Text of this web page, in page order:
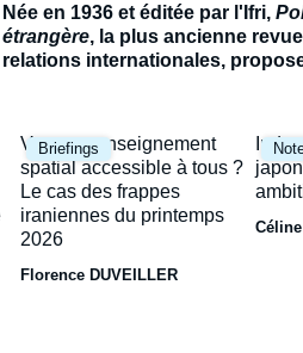
publication
Accroche
Née en 1936 et éditée par l'Ifri,
étrangère, la plus ancienne
relations internationales,
contributeurs français et étrangers,
ambitionne de dresser le
incertain et de ses avenirs
Briefings
Image
principale
Vers un renseignement
spatial accessible à tous ?
Le cas des frappes
iraniennes du printemps
2026
Florence DUVEILLER